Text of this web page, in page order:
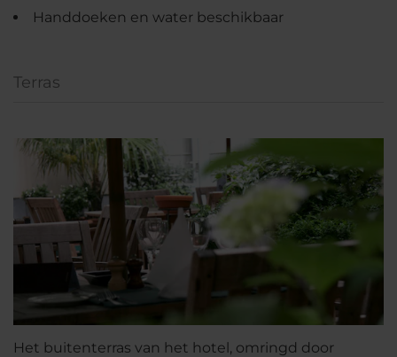
Handdoeken en water beschikbaar
Terras
Het buitenterras van het hotel, omringd door